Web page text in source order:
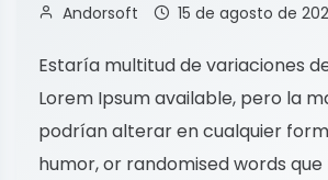
Andorsoft 15 de agosto de
Estaría multitud de variaciones
Lorem Ipsum available, pero la
podrían alterar en cualquier
humor, or randomised words que